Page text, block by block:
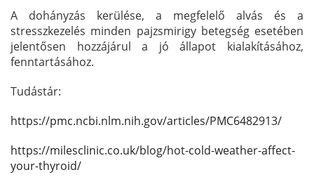
A dohányzás kerülése, a megfelelő alvás és a
stresszkezelés minden pajzsmirigy betegség esetében
jelentősen hozzájárul a jó állapot kialakításához,
fenntartásához.
Tudástár:
https://pmc.ncbi.nlm.nih.gov/articles/PMC6482913/
https://milesclinic.co.uk/blog/hot-cold-weather-affect-
your-thyroid/